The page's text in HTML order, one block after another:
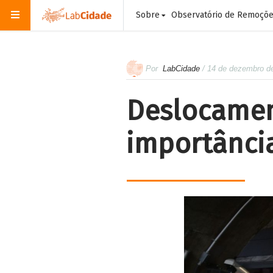
Sobre Observatório de
Por LabCidade / 14 de dezembro